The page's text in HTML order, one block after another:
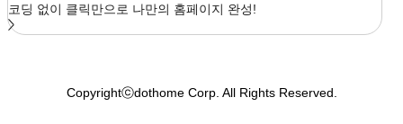
코딩 없이 클릭만으로 나만의 홈페이지 완성!
Copyrightⓒdothome Corp. All Rights Reserved.